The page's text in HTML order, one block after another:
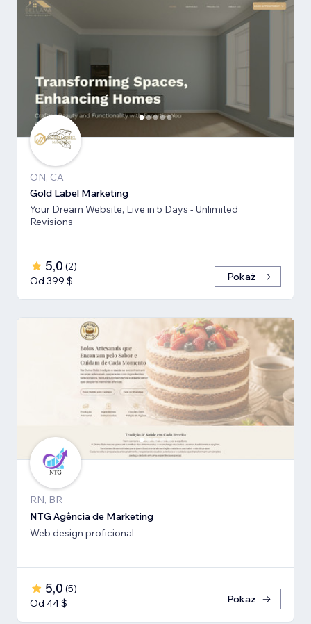
ON, CA
Gold Label Marketing
Your Dream Website, Live in 5 Days - Unlimited
Revisions
5,0 (2)
Od 399 $
Pokaż
RN, BR
NTG Agência de Marketing
Web design proficional
5,0 (5)
Od 44 $
Pokaż